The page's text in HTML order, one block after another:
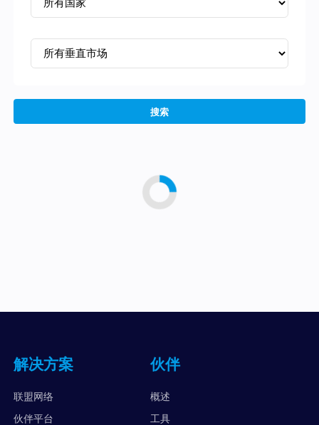
搜索
解决方案
联盟网络
伙伴平台
伙伴
概述
工具